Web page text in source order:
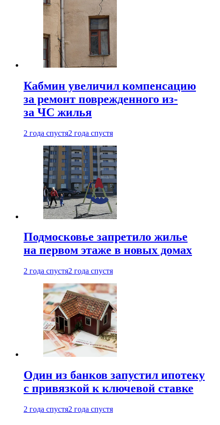
Кабмин увеличил компенсацию
за ремонт поврежденного из-
за ЧС жилья
2 года спустя2 года спустя
Подмосковье запретило жилье
на первом этаже в новых домах
2 года спустя2 года спустя
Один из банков запустил ипотеку
с привязкой к ключевой ставке
2 года спустя2 года спустя